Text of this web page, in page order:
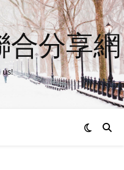
合分享網